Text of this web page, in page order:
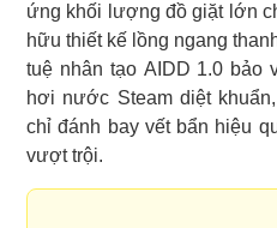
ứng khối lượng đồ giặt lớn
hữu thiết kế lồng ngang
tuệ nhân tạo AIDD 1.0 bảo
hơi nước Steam diệt
chỉ đánh bay vết bẩn hiệu
vượt trội.